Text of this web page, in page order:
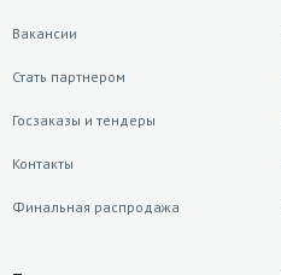
Вакансии
Стать партнером
Госзаказы и тендеры
Контакты
Финальная распродажа